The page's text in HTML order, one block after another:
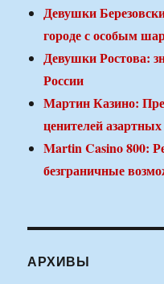
Девушки
городе с особым
Девушки Ростова:
России
Мартин Казино:
ценителей
Martin Casino 800:
безграничные
АРХИВЫ